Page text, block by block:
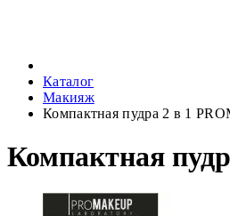
Каталог
Макияж
Компактная пудра 2 в 1
Компактная